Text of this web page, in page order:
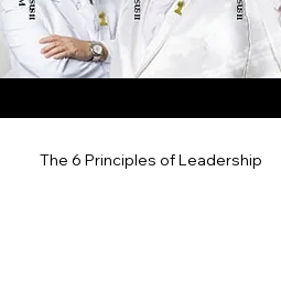
The 6 Principles of Leadership